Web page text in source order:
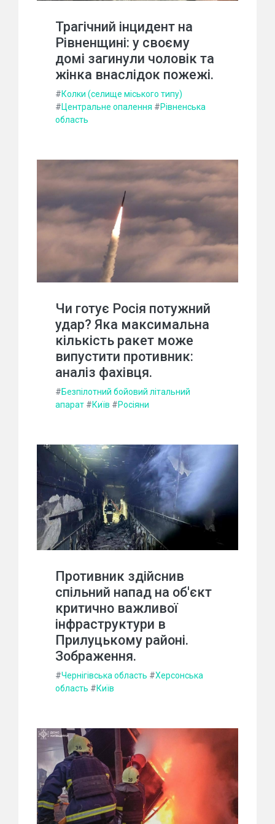
Трагічний інцидент на
Рівненщині: у своєму
домі загинули чоловік та
жінка внаслідок пожежі.
#Колки (селище міського типу)
#Центральне опалення #Рівненська
область
Чи готує Росія потужний
удар? Яка максимальна
кількість ракет може
випустити противник:
аналіз фахівця.
#Безпілотний бойовий літальний
апарат #Київ #Росіяни
Противник здійснив
спільний напад на об'єкт
критично важливої
інфраструктури в
Прилуцькому районі.
Зображення.
#Чернігівська область #Херсонська
область #Київ